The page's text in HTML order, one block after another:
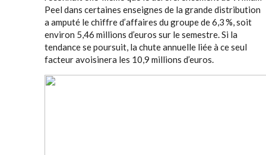
Peel dans certaines enseignes de la grande distribution
a amputé le chiffre d’affaires du groupe de 6,3 %, soit
environ 5,46 millions d’euros sur le semestre. Si la
tendance se poursuit, la chute annuelle liée à ce seul
facteur avoisinera les 10,9 millions d’euros.